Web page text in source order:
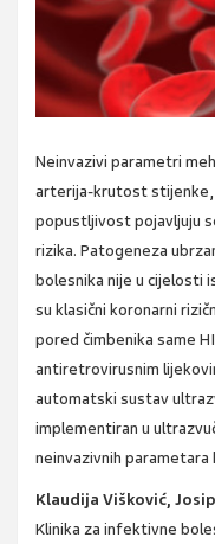
Neinvazivi parametri
arterija-krutost
popustljivost pojavljuju
rizika. Patogeneza
bolesnika nije u cijelosti
su klasični koronarni
pored čimbenika same
antiretrovirusnim
automatski sustav
implementiran u
neinvazivnih
Klaudija Višković,
Klinika za infektivne